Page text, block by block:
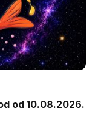
od 10.08.2026.